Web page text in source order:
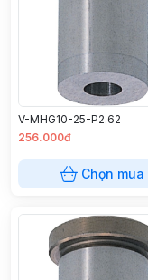
V-MHG10-25-P2.62
256.000đ
Chọn mua